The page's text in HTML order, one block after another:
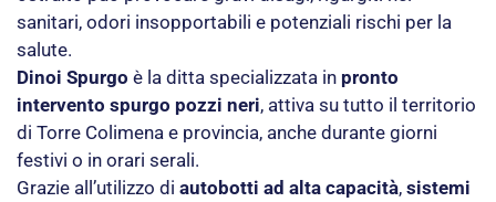
sanitari, odori insopportabili e potenziali rischi per la
salute.
Dinoi Spurgo è la ditta specializzata in pronto
intervento spurgo pozzi neri, attiva su tutto il territorio
di Torre Colimena e provincia, anche durante giorni
festivi o in orari serali.
Grazie all’utilizzo di autobotti ad alta capacità, sistemi